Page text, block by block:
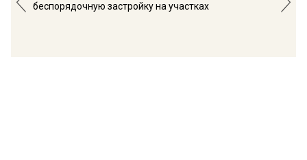
беспорядочную застройку на участках